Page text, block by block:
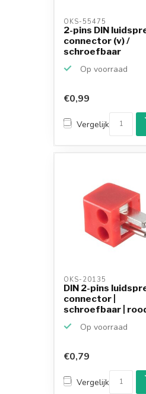
OKS-55475
2-pins DIN
connector (v) /
schroefbaar
Op voorraad
€0,99
Vergelijk
OKS-20135
DIN 2-pins
connector |
schroefbaar |
Op voorraad
€0,79
Vergelijk